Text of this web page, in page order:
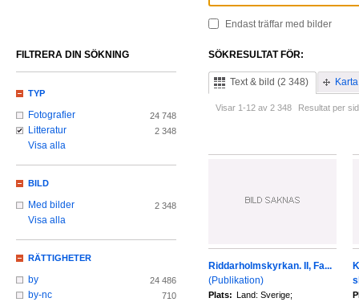
Endast träffar med bilder
SÖKRESULTAT FÖR:
Text & bild (2 348)
Visar 1-12 av 2 348 Resultat per
Riddarholmskyrkan. II, Fa...
(Publikation)
Plats: Land: Sverige;
FILTRERA DIN SÖKNING
TYP
Fotografier 24 748
Litteratur 2 348
Visa alla
BILD
Med bilder 2 348
Visa alla
RÄTTIGHETER
by 24 486
by-nc 710